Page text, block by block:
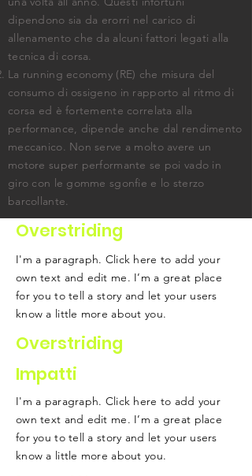
dipendono sia da erorri nel carico di
allenamento che da alcuni fattori legati alla
tecnica di corsa.
La running economy (RE) che misura del
consumo di ossigeno in rapporto al ritmo di
corsa ed è fortemente correlata alla
performance, dipende anche dal rendimento
meccanico. Non serve a molto avere un
motore super performante se poi vado in
giro con le gomme sgonfie e lo sterzo
barcollante.
Overstriding
I'm a paragraph. Click here to add your
own text and edit me. I’m a great place
for you to tell a story and let your users
know a little more about you.
Overstriding
Impatti
I'm a paragraph. Click here to add your
own text and edit me. I’m a great place
for you to tell a story and let your users
know a little more about you.